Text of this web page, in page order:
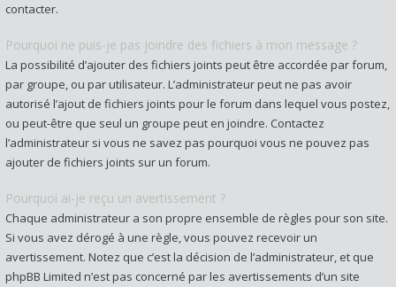
contacter.
Pourquoi ne puis-je pas joindre des fichiers à mon message ?
La possibilité d’ajouter des fichiers joints peut être accordée par forum,
par groupe, ou par utilisateur. L’administrateur peut ne pas avoir
autorisé l’ajout de fichiers joints pour le forum dans lequel vous postez,
ou peut-être que seul un groupe peut en joindre. Contactez
l’administrateur si vous ne savez pas pourquoi vous ne pouvez pas
ajouter de fichiers joints sur un forum.
Pourquoi ai-je reçu un avertissement ?
Chaque administrateur a son propre ensemble de règles pour son site.
Si vous avez dérogé à une règle, vous pouvez recevoir un
avertissement. Notez que c’est la décision de l’administrateur, et que
phpBB Limited n’est pas concerné par les avertissements d’un site